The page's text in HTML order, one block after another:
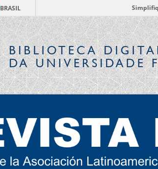
BRASIL
BIBLIOTECA
DA UNIVERSIDADE